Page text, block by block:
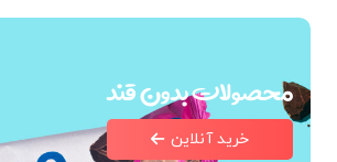
محصولات بدون قند
خرید آنلاین